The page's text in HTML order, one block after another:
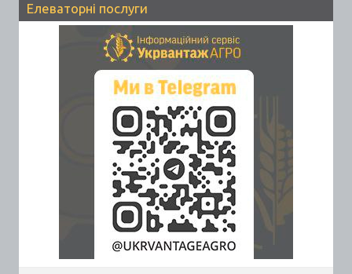
Елеваторні послуги